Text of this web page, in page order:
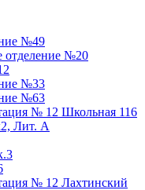
№49
отделение №20
№33
№63
№ 12 Школьная 116
Лит. А
№ 12 Лахтинский